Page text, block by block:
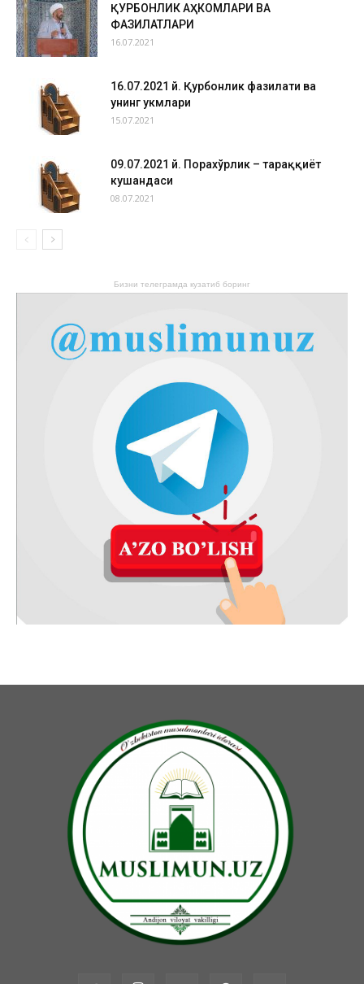
ҚУРБОНЛИК АҲКОМЛАРИ ВА
ФАЗИЛАТЛАРИ
16.07.2021
16.07.2021 й. Қурбонлик фазилати ва
унинг ҳукмлари
15.07.2021
09.07.2021 й. Порахўрлик – тараққиёт
кушандаси
08.07.2021
Бизни телеграмда кузатиб боринг